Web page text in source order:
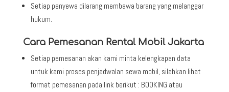
Setiap penyewa dilarang membawa barang yang melanggar
hukum.
Cara Pemesanan Rental Mobil Jakarta
Setiap pemesanan akan kami minta kelengkapan data
untuk kami proses penjadwalan sewa mobil, silahkan lihat
format pemesanan pada link berikut : BOOKING atau